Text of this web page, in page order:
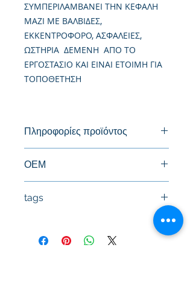
ΣΥΜΠΕΡΙΛΑΜΒΑΝΕΙ ΤΗΝ ΚΕΦΑΛΗ
ΜΑΖΙ ΜΕ ΒΑΛΒΙΔΕΣ,
ΕΚΚΕΝΤΡΟΦΟΡΟ, ΑΣΦΑΛΕΙΕΣ,
ΩΣΤΗΡΙΑ ΔΕΜΕΝΗ ΑΠΟ ΤΟ
ΕΡΓΟΣΤΑΣΙΟ ΚΑΙ ΕΙΝΑΙ ΕΤΟΙΜΗ ΓΙΑ
ΤΟΠΟΘΕΤΗΣΗ
Πληροφορίες προϊόντος
ΟΕΜ
tags
#Κυλινδροκεφαλή #Κεφαλάρι
#TPTOPLINE